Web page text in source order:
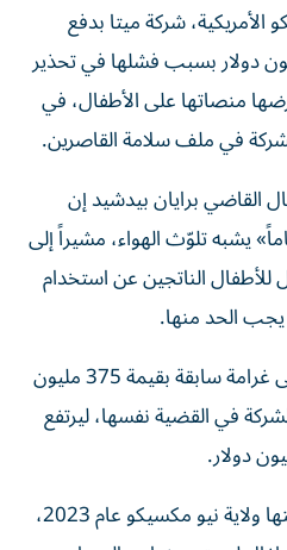
شركة ميتا بدفع
بقيمة 567 مليون دولار بسبب فشلها في تحذير
منصاتها على الأطفال، في
في ملف سلامة القاصرين.
برايان بيدشيد إن
يشبه تلوّث الهواء، مشيراً إلى
للأطفال الناتجين عن استخدام
الحد منها.
ويأتي الحكم الجديد إضافة إلى غرامة سابقة بقيمة 375 مليون
في القضية نفسها، ليرتفع
وتعود القضية إلى دعوى رفعتها ولاية نيو مكسيكو عام 2023،